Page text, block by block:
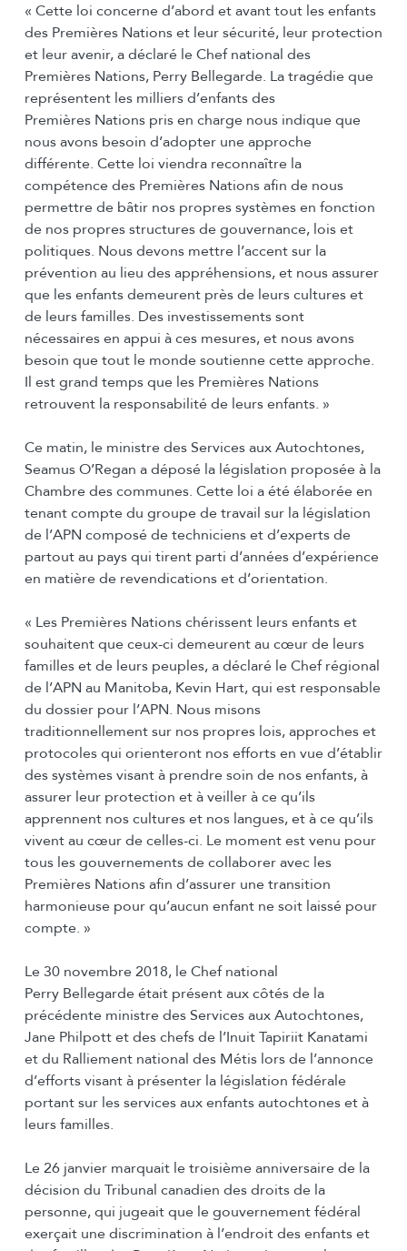
« Cette loi concerne d’abord et avant tout les enfants
des Premières Nations et leur sécurité, leur protection
et leur avenir, a déclaré le Chef national des
Premières Nations, Perry Bellegarde. La tragédie que
représentent les milliers d’enfants des
Premières Nations pris en charge nous indique que
nous avons besoin d’adopter une approche
différente. Cette loi viendra reconnaître la
compétence des Premières Nations afin de nous
permettre de bâtir nos propres systèmes en fonction
de nos propres structures de gouvernance, lois et
politiques. Nous devons mettre l’accent sur la
prévention au lieu des appréhensions, et nous assurer
que les enfants demeurent près de leurs cultures et
de leurs familles. Des investissements sont
nécessaires en appui à ces mesures, et nous avons
besoin que tout le monde soutienne cette approche.
Il est grand temps que les Premières Nations
retrouvent la responsabilité de leurs enfants. »
Ce matin, le ministre des Services aux Autochtones,
Seamus O’Regan a déposé la législation proposée à la
Chambre des communes. Cette loi a été élaborée en
tenant compte du groupe de travail sur la législation
de l’APN composé de techniciens et d’experts de
partout au pays qui tirent parti d’années d’expérience
en matière de revendications et d’orientation.
« Les Premières Nations chérissent leurs enfants et
souhaitent que ceux-ci demeurent au cœur de leurs
familles et de leurs peuples, a déclaré le Chef régional
de l’APN au Manitoba, Kevin Hart, qui est responsable
du dossier pour l’APN. Nous misons
traditionnellement sur nos propres lois, approches et
protocoles qui orienteront nos efforts en vue d’établir
des systèmes visant à prendre soin de nos enfants, à
assurer leur protection et à veiller à ce qu’ils
apprennent nos cultures et nos langues, et à ce qu’ils
vivent au cœur de celles-ci. Le moment est venu pour
tous les gouvernements de collaborer avec les
Premières Nations afin d’assurer une transition
harmonieuse pour qu’aucun enfant ne soit laissé pour
compte. »
Le 30 novembre 2018, le Chef national
Perry Bellegarde était présent aux côtés de la
précédente ministre des Services aux Autochtones,
Jane Philpott et des chefs de l’Inuit Tapiriit Kanatami
et du Ralliement national des Métis lors de l’annonce
d’efforts visant à présenter la législation fédérale
portant sur les services aux enfants autochtones et à
leurs familles.
Le 26 janvier marquait le troisième anniversaire de la
décision du Tribunal canadien des droits de la
personne, qui jugeait que le gouvernement fédéral
exerçait une discrimination à l’endroit des enfants et